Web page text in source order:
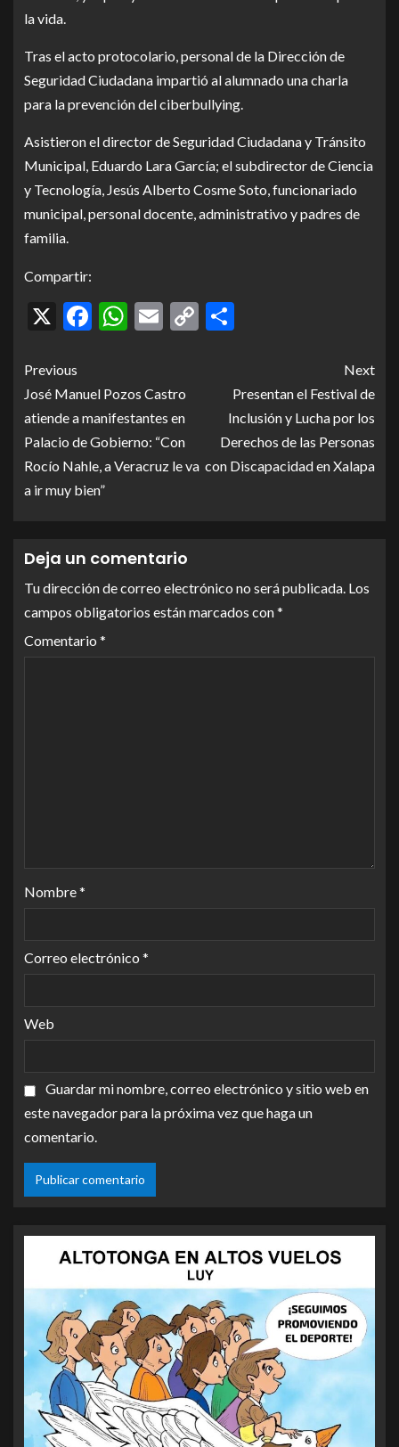
la vida.
Tras el acto protocolario, personal de la Dirección de
Seguridad Ciudadana impartió al alumnado una charla
para la prevención del ciberbullying.
Asistieron el director de Seguridad Ciudadana y Tránsito
Municipal, Eduardo Lara García; el subdirector de Ciencia
y Tecnología, Jesús Alberto Cosme Soto, funcionariado
municipal, personal docente, administrativo y padres de
familia.
Compartir:
X Facebook
WhatsApp
Email
Copy
Previous
José Manuel Pozos Castro
atiende a manifestantes en
Palacio de Gobierno: “Con
Rocío Nahle, a Veracruz le va
a ir muy bien”
Next
Presentan el Festival de
Inclusión y Lucha por los
Derechos de las Personas
con Discapacidad en Xalapa
Deja un comentario
Tu dirección de correo electrónico no será publicada. Los
campos obligatorios están marcados con*
Comentario *
Nombre*
Correo electrónico *
Web
Guardar mi nombre, correo electrónico y sitio web en
este navegador para la próxima vez que haga un
comentario.